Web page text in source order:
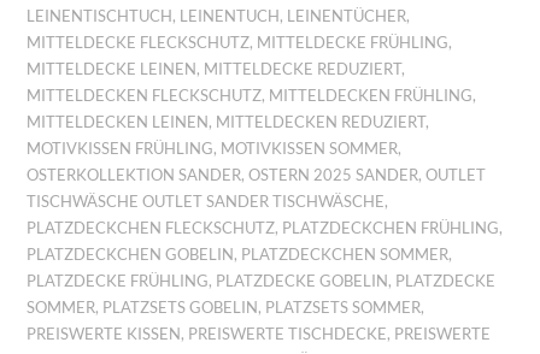
LEINENTISCHTUCH , LEINENTUCH , LEINENTÜCHER,
MITTELDECKE FLECKSCHUTZ, MITTELDECKE FRÜHLING,
MITTELDECKE LEINEN , MITTELDECKE REDUZIERT,
MITTELDECKEN FLECKSCHUTZ, MITTELDECKEN FRÜHLING,
MITTELDECKEN LEINEN , MITTELDECKEN REDUZIERT,
MOTIVKISSEN FRÜHLING, MOTIVKISSEN SOMMER,
OSTERKOLLEKTION SANDER,OSTERN 2025 SANDER,OUTLET
TISCHWÄSCHE OUTLET SANDER TISCHWÄSCHE,
PLATZDECKCHEN FLECKSCHUTZ, PLATZDECKCHEN FRÜHLING,
PLATZDECKCHEN GOBELIN , PLATZDECKCHEN SOMMER,
PLATZDECKE FRÜHLING, PLATZDECKE GOBELIN , PLATZDECKE
SOMMER, PLATZSETS GOBELIN , PLATZSETS SOMMER,
PREISWERTE KISSEN , PREISWERTE TISCHDECKE, PREISWERTE